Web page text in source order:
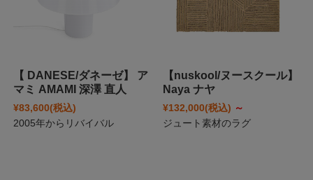
【 DANESE/ダネーゼ】 ア
マミ AMAMI 深澤 直人
¥83,600(税込)
2005年からリバイバル
【nuskool/ヌースクール】
Naya ナヤ
¥132,000(税込) ～
ジュート素材のラグ